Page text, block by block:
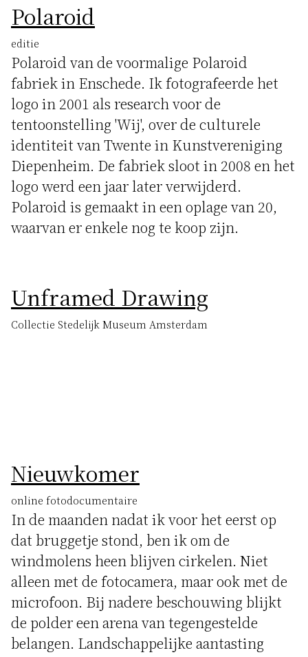
Polaroid
editie
Polaroid van de voormalige Polaroid
fabriek in Enschede. Ik fotografeerde het
logo in 2001 als research voor de
tentoonstelling 'Wij', over de culturele
identiteit van Twente in Kunstvereniging
Diepenheim. De fabriek sloot in 2008 en het
logo werd een jaar later verwijderd.
Polaroid is gemaakt in een oplage van 20,
waarvan er enkele nog te koop zijn.
Unframed Drawing
Collectie Stedelijk Museum Amsterdam
Nieuwkomer
online fotodocumentaire
In de maanden nadat ik voor het eerst op
dat bruggetje stond, ben ik om de
windmolens heen blijven cirkelen. Niet
alleen met de fotocamera, maar ook met de
microfoon. Bij nadere beschouwing blijkt
de polder een arena van tegengestelde
belangen. Landschappelijke aantasting